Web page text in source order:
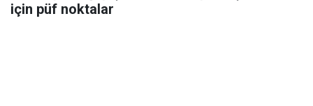
için püf noktalar